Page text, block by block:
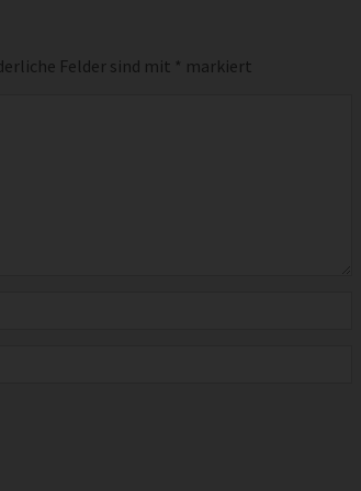
Felder sind mit * markiert